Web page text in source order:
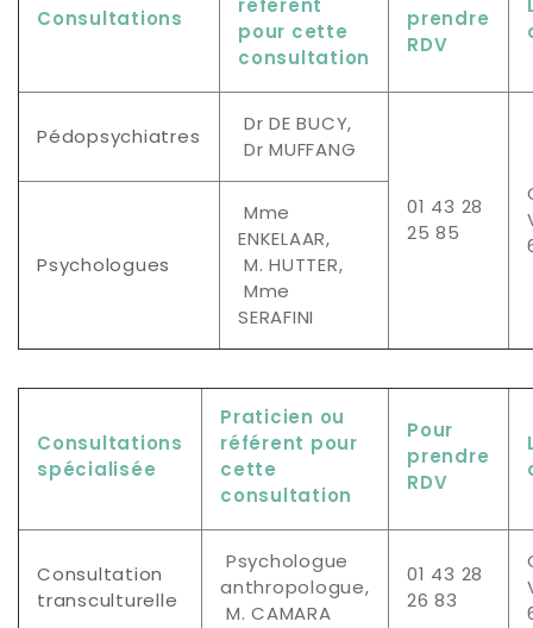
Consultations
référent
pour cette
consultation
prendre
RDV
Pédopsychiatres
Dr DE BUCY,
Dr MUFFANG
01 43 28
25 85
Psychologues
Mme
ENKELAAR,
M. HUTTER,
Mme
SERAFINI
Consultations
spécialisée
Praticien ou
référent pour
cette
consultation
Pour
prendre
RDV
Consultation
transculturelle
Psychologue
anthropologue,
M. CAMARA
01 43 28
26 83